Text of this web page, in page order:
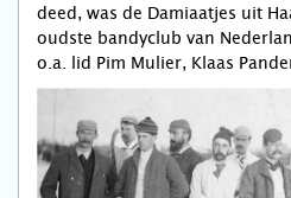
deed, was de Damiaatjes uit
oudste bandyclub van
o.a. lid Pim Mulier, Klaas